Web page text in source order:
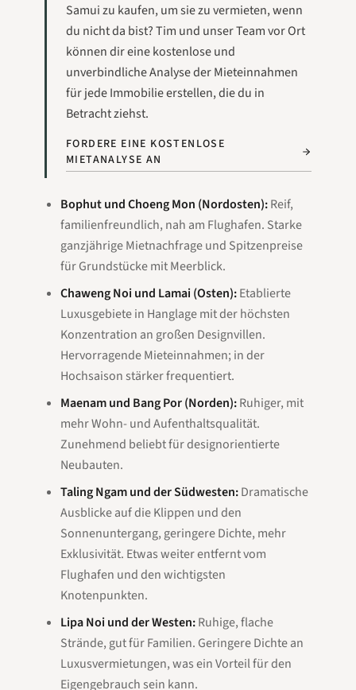
Samui zu kaufen, um sie zu vermieten, wenn
du nicht da bist? Tim und unser Team vor Ort
können dir eine kostenlose und
unverbindliche Analyse der Mieteinnahmen
für jede Immobilie erstellen, die du in
Betracht ziehst.
FORDERE EINE KOSTENLOSE
MIETANALYSE AN
Bophut und Choeng Mon (Nordosten):Reif,
familienfreundlich, nah am Flughafen. Starke
ganzjährige Mietnachfrage und Spitzenpreise
für Grundstücke mit Meerblick.
Chaweng Noi und Lamai (Osten):Etablierte
Luxusgebiete in Hanglage mit der höchsten
Konzentration an großen Designvillen.
Hervorragende Mieteinnahmen; in der
Hochsaison stärker frequentiert.
Maenam und Bang Por (Norden):Ruhiger, mit
mehr Wohn- und Aufenthaltsqualität.
Zunehmend beliebt für designorientierte
Neubauten.
Taling Ngam und der Südwesten:Dramatische
Ausblicke auf die Klippen und den
Sonnenuntergang, geringere Dichte, mehr
Exklusivität. Etwas weiter entfernt vom
Flughafen und den wichtigsten
Knotenpunkten.
Lipa Noi und der Westen:Ruhige, flache
Strände, gut für Familien. Geringere Dichte an
Luxusvermietungen, was ein Vorteil für den
Eigengebrauch sein kann.